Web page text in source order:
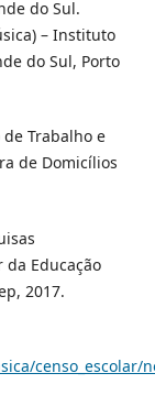
do Sul.
– Instituto
do Sul, Porto
de Trabalho e
de Domicílios
da Educação
2017.
censo_escolar/